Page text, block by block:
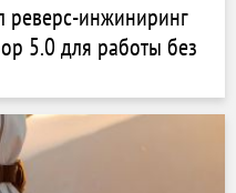
реверс-инжиниринг
5.0 для работы без